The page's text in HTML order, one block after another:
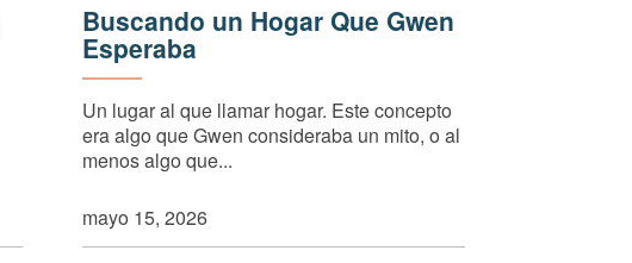
Buscando un Hogar Que Gwen
Esperaba
Un lugar al que llamar hogar. Este concepto
era algo que Gwen consideraba un mito, o al
menos algo que...
mayo 15, 2026